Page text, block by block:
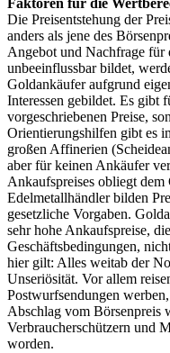
Faktoren für die
Die Preisentstehung der
anders als jene des
Angebot und Nachfrage für
unbeeinflussbar bildet,
Goldankäufer aufgrund
Interessen gebildet. Es gibt
vorgeschriebenen Preise,
Orientierungshilfen gibt es
großen Affinerien
aber für keinen Ankäufer
Ankaufspreises obliegt
Edelmetallhändler bilden
gesetzliche Vorgaben.
sehr hohe Ankaufspreise,
Geschäftsbedingungen,
hier gilt: Alles weitab der
Unseriösität. Vor allem
Postwurfsendungen
Abschlag vom Börsenpreis
Verbraucherschützern und
worden.